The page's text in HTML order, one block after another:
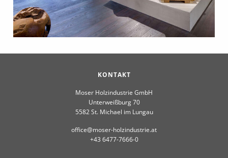
KONTAKT
Moser Holzindustrie GmbH
Unterweißburg 70
5582 St. Michael im Lungau
office@moser-holzindustrie.at
+43 6477-7666-0